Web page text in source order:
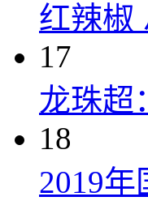
红辣椒
17
龙珠超
18
2019